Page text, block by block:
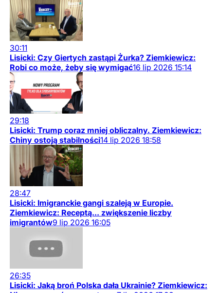
30:11
Lisicki: Czy Giertych zastąpi Żurka? Ziemkiewicz:
Robi co może, żeby się wymigać16 lip 2026 15:14
29:18
Lisicki: Trump coraz mniej obliczalny. Ziemkiewicz:
Chiny ostoją stabilności14 lip 2026 18:58
28:47
Lisicki: Imigranckie gangi szaleją w Europie.
Ziemkiewicz: Receptą... zwiększenie liczby
imigrantów9 lip 2026 16:05
26:35
Lisicki: Jaką broń Polska dała Ukrainie? Ziemkiewicz: